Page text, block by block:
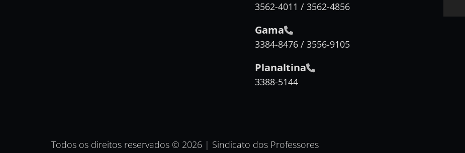
3562-4011 / 3562-4856
Gama
3384-8476 / 3556-9105
Planaltina
3388-5144
Todos os direitos reservados © 2026 | Sindicato dos Professores